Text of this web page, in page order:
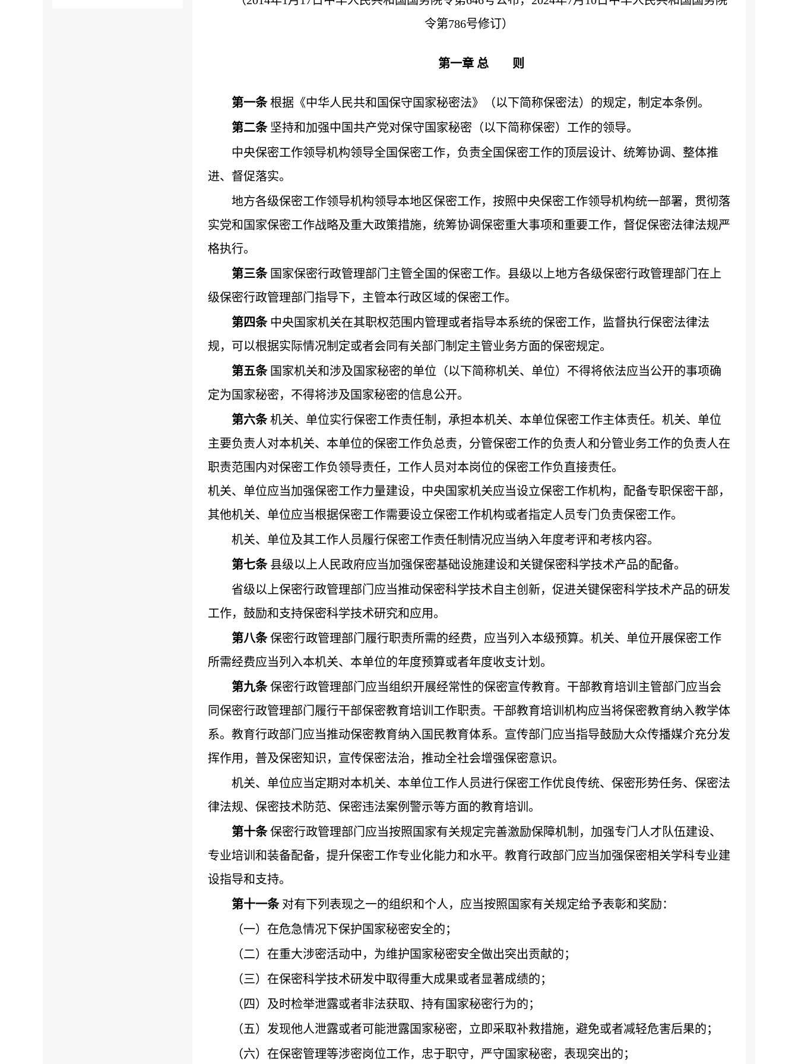
令第786号修订）
第一章 总 则
第一条根据《中华人民共和国保守国家秘密法》（以下简称保密法）的规定，制定本条例。
第二条 坚持和加强中国共产党对保守国家秘密（以下简称保密）工作的领导。
中央保密工作领导机构领导全国保密工作，负责全国保密工作的顶层设计、统筹协调、整体推
进、督促落实。
地方各级保密工作领导机构领导本地区保密工作，按照中央保密工作领导机构统一部署，贯彻落
实党和国家保密工作战略及重大政策措施，统筹协调保密重大事项和重要工作，督促保密法律法规严
格执行。
第三条 国家保密行政管理部门主管全国的保密工作。县级以上地方各级保密行政管理部门在上
级保密行政管理部门指导下，主管本行政区域的保密工作。
第四条中央国家机关在其职权范围内管理或者指导本系统的保密工作，监督执行保密法律法
规，可以根据实际情况制定或者会同有关部门制定主管业务方面的保密规定。
第五条 国家机关和涉及国家秘密的单位（以下简称机关、单位）不得将依法应当公开的事项确
定为国家秘密，不得将涉及国家秘密的信息公开。
第六条机关、单位实行保密工作责任制，承担本机关、本单位保密工作主体责任。机关、单位
主要负责人对本机关、本单位的保密工作负总责，分管保密工作的负责人和分管业务工作的负责人在
职责范围内对保密工作负领导责任，工作人员对本岗位的保密工作负直接责任。
机关、单位应当加强保密工作力量建设，中央国家机关应当设立保密工作机构，配备专职保密干部，
其他机关、单位应当根据保密工作需要设立保密工作机构或者指定人员专门负责保密工作。
机关、单位及其工作人员履行保密工作责任制情况应当纳入年度考评和考核内容。
第七条县级以上人民政府应当加强保密基础设施建设和关键保密科学技术产品的配备。
省级以上保密行政管理部门应当推动保密科学技术自主创新，促进关键保密科学技术产品的研发
工作，鼓励和支持保密科学技术研究和应用。
第八条保密行政管理部门履行职责所需的经费，应当列入本级预算。机关、单位开展保密工作
所需经费应当列入本机关、本单位的年度预算或者年度收支计划。
第九条保密行政管理部门应当组织开展经常性的保密宣传教育。干部教育培训主管部门应当会
同保密行政管理部门履行干部保密教育培训工作职责。干部教育培训机构应当将保密教育纳入教学体
系。教育行政部门应当推动保密教育纳入国民教育体系。宣传部门应当指导鼓励大众传播媒介充分发
挥作用，普及保密知识，宣传保密法治，推动全社会增强保密意识。
机关、单位应当定期对本机关、本单位工作人员进行保密工作优良传统、保密形势任务、保密法
律法规、保密技术防范、保密违法案例警示等方面的教育培训。
第十条保密行政管理部门应当按照国家有关规定完善激励保障机制，加强专门人才队伍建设、
专业培训和装备配备，提升保密工作专业化能力和水平。教育行政部门应当加强保密相关学科专业建
设指导和支持。
第十一条 对有下列表现之一的组织和个人，应当按照国家有关规定给予表彰和奖励：
（一）在危急情况下保护国家秘密安全的；
（二）在重大涉密活动中，为维护国家秘密安全做出突出贡献的；
（三）在保密科学技术研发中取得重大成果或者显著成绩的；
（四）及时检举泄露或者非法获取、持有国家秘密行为的；
（五）发现他人泄露或者可能泄露国家秘密，立即采取补救措施，避免或者减轻危害后果的；
（六）在保密管理等涉密岗位工作，忠于职守，严守国家秘密，表现突出的；